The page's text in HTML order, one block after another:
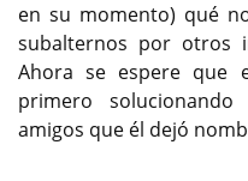
en su momento) qué
subalternos por otros
Ahora se espere que
primero
amigos que él dejó